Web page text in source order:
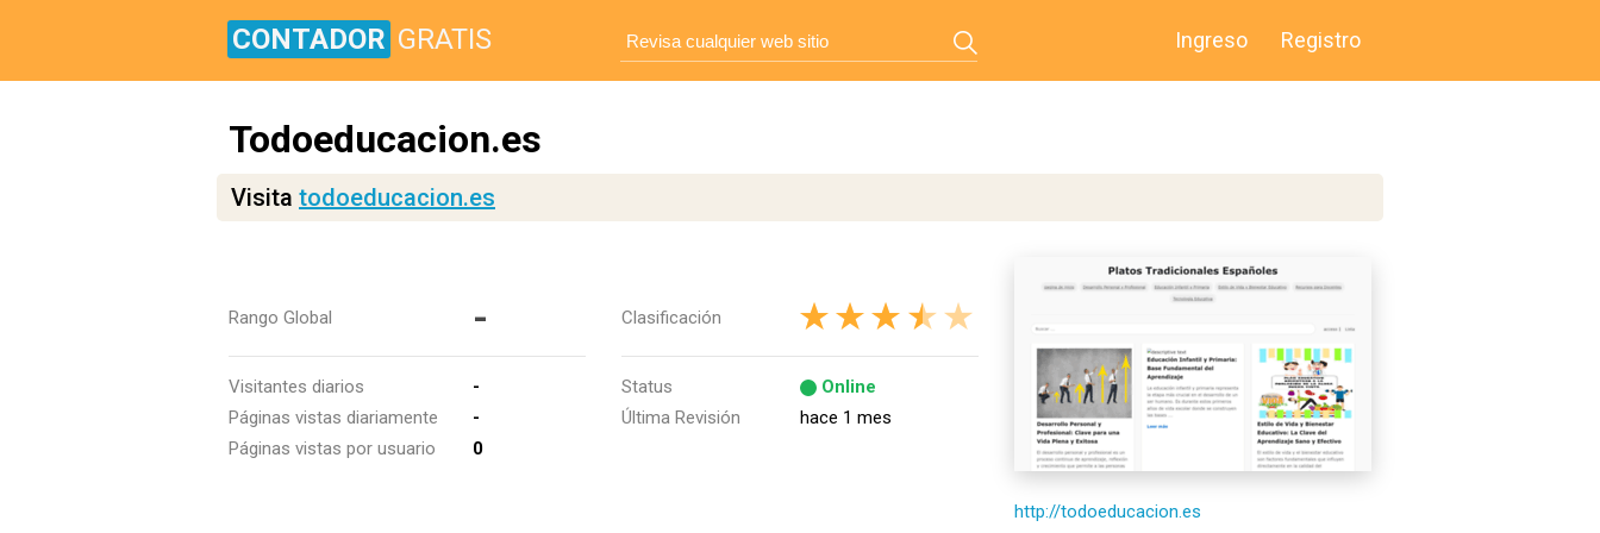
CONTADOR GRATIS Ingreso Registro
Todoeducacion.es
Visita todoeducacion.es
Rango Global -
Visitantes diarios
-
Páginas vistas diariamente
-
Páginas vistas por usuario
0
Clasificación
Status
Online
Última Revisión
hace 1 mes
http://todoeducacion.es